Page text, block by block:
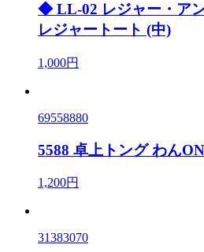
◆ LL-02 レジャー・ア
レジャートート (中)
1,000円
69558880
5588 卓上トング わん
1,200円
31383070